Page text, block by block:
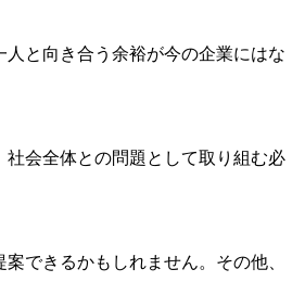
と向き合う余裕が今の企業にはな
会全体との問題として取り組む必
できるかもしれません。その他、